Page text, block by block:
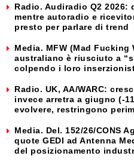
Radio. Audiradio Q2
mentre autoradio e
presto per parlare di trend
Media. MFW (Mad
australiano è riusciuto a
colpendo i loro
Radio. UK, AA/WARC:
invece arretra a giugno (-
evolvere, restringono
Media. Del. 152/26/CONS
quote GEDI ad Antenna
del posizionamento